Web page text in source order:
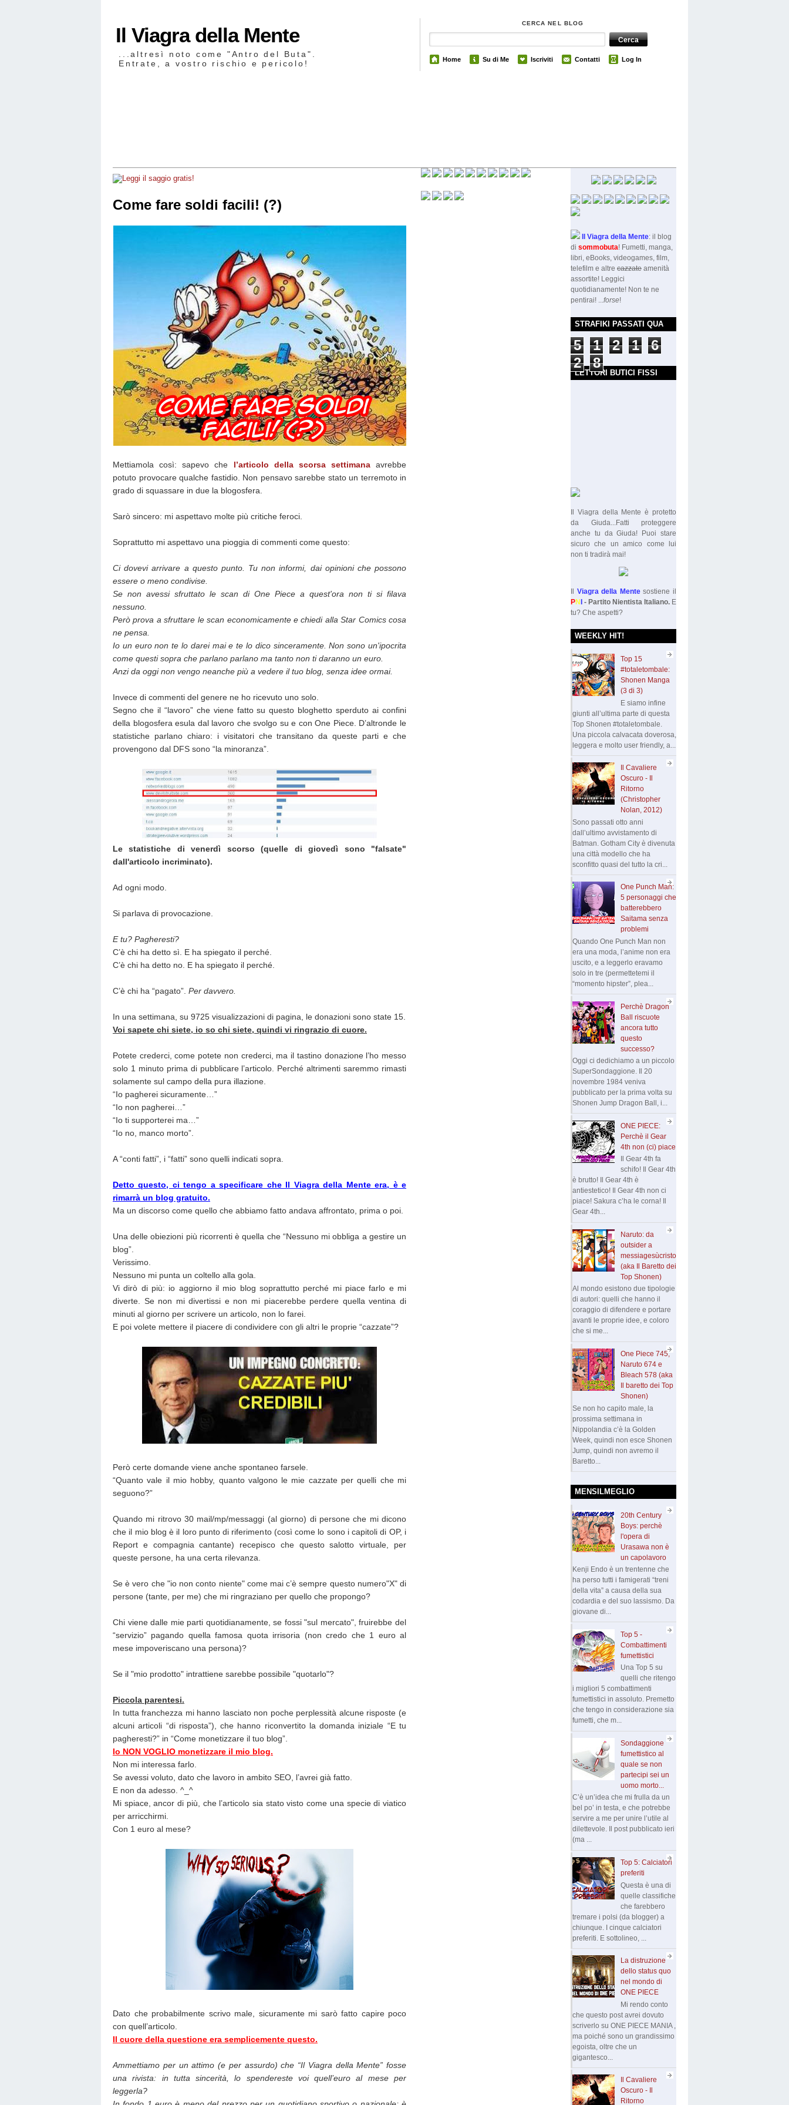
Il Viagra della Mente
...altresì noto come "Antro del Buta".
Entrate, a vostro rischio e pericolo!
CERCA NEL BLOG
Home Su di Me Iscriviti Contatti Log In
Come fare soldi facili! (?)
Mettiamola così: sapevo che l’articolo della scorsa settimanaavrebbe
potuto provocare qualche fastidio. Non pensavo sarebbe stato un terremoto in
grado di squassare in due la blogosfera.
Sarò sincero: mi aspettavo molte più critiche feroci.
Soprattutto mi aspettavo una pioggia di commenti come questo:
Ci dovevi arrivare a questo punto. Tu non informi, dai opinioni che possono
essere o meno condivise.
Se non avessi sfruttato le scan di One Piece a quest'ora non ti si filava
nessuno.
Però prova a sfruttare le scan economicamente e chiedi alla Star Comics cosa
ne pensa.
Io un euro non te lo darei mai e te lo dico sinceramente. Non sono un'ipocrita
come questi sopra che parlano parlano ma tanto non ti daranno un euro.
Anzi da oggi non vengo neanche più a vedere il tuo blog, senza idee ormai.
Invece di commenti del genere ne ho ricevuto uno solo.
Segno che il “lavoro” che viene fatto su questo bloghetto sperduto ai confini
della blogosfera esula dal lavoro che svolgo su e con One Piece. D’altronde le
statistiche parlano chiaro: i visitatori che transitano da queste parti e che
provengono dal DFS sono “la minoranza”.
Le statistiche di venerdì scorso (quelle di giovedì sono "falsate"
dall'articolo incriminato).
Ad ogni modo.
Si parlava di provocazione.
E tu? Pagheresti?
C’è chi ha detto sì. E ha spiegato il perché.
C’è chi ha detto no. E ha spiegato il perché.
C’è chi ha “pagato”. Per davvero.
In una settimana, su 9725 visualizzazioni di pagina, le donazioni sono state 15.
Voi sapete chi siete, io so chi siete, quindi vi ringrazio di cuore.
Potete crederci, come potete non crederci, ma il tastino donazione l’ho messo
solo 1 minuto prima di pubblicare l’articolo. Perché altrimenti saremmo rimasti
solamente sul campo della pura illazione.
“Io pagherei sicuramente…”
“Io non pagherei…”
“Io ti supporterei ma…”
“Io no, manco morto”.
A “conti fatti”, i “fatti” sono quelli indicati sopra.
Detto questo, ci tengo a specificare che Il Viagra della Mente era, è e
rimarrà un blog gratuito.
Ma un discorso come quello che abbiamo fatto andava affrontato, prima o poi.
Una delle obiezioni più ricorrenti è quella che “Nessuno mi obbliga a gestire un
blog”.
Verissimo.
Nessuno mi punta un coltello alla gola.
Vi dirò di più: io aggiorno il mio blog soprattutto perché mi piace farlo e mi
diverte. Se non mi divertissi e non mi piacerebbe perdere quella ventina di
minuti al giorno per scrivere un articolo, non lo farei.
E poi volete mettere il piacere di condividere con gli altri le proprie “cazzate”?
Però certe domande viene anche spontaneo farsele.
“Quanto vale il mio hobby, quanto valgono le mie cazzate per quelli che mi
seguono?”
Quando mi ritrovo 30 mail/mp/messaggi (al giorno) di persone che mi dicono
che il mio blog è il loro punto di riferimento (così come lo sono i capitoli di OP, i
Report e compagnia cantante) recepisco che questo salotto virtuale, per
queste persone, ha una certa rilevanza.
Se è vero che "io non conto niente" come mai c’è sempre questo numero"X" di
persone (tante, per me) che mi ringraziano per quello che propongo?
Chi viene dalle mie parti quotidianamente, se fossi "sul mercato", fruirebbe del
“servizio” pagando quella famosa quota irrisoria (non credo che 1 euro al
mese impoveriscano una persona)?
Se il "mio prodotto" intrattiene sarebbe possibile "quotarlo"?
Piccola parentesi.
In tutta franchezza mi hanno lasciato non poche perplessità alcune risposte (e
alcuni articoli “di risposta”), che hanno riconvertito la domanda iniziale “E tu
pagheresti?” in “Come monetizzare il tuo blog”.
Io NON VOGLIO monetizzare il mio blog.
Non mi interessa farlo.
Se avessi voluto, dato che lavoro in ambito SEO, l’avrei già fatto.
E non da adesso. ^_^
Mi spiace, ancor di più, che l’articolo sia stato visto come una specie di viatico
per arricchirmi.
Con 1 euro al mese?
Dato che probabilmente scrivo male, sicuramente mi sarò fatto capire poco
con quell’articolo.
Il cuore della questione era semplicemente questo.
Ammettiamo per un attimo (e per assurdo) che “Il Viagra della Mente” fosse
una rivista: in tutta sincerità, lo spendereste voi quell’euro al mese per
leggerla?
Il Viagra della Mente: il blog
di sommobuta! Fumetti, manga,
libri, eBooks, videogames, film,
telefilm e altre cazzate amenità
assortite! Leggici
quotidianamente! Non te ne
pentirai! ...forse!
STRAFIKI PASSATI QUA
5 1 2 1
6
2
8
LETTORI BUTICI FISSI
Il Viagra della Mente è protetto
da Giuda...Fatti proteggere
anche tu da Giuda! Puoi stare
sicuro che un amico come lui
non ti tradirà mai!
Il Viagra della Mentesostiene il
PNI - Partito Nientista Italiano. E
tu? Che aspetti?
WEEKLY HIT!
Top 15
#totaletombale:
Shonen Manga
(3 di 3)
E siamo infine
giunti all’ultima parte di questa
Top Shonen #totaletombale.
Una piccola calvacata doverosa,
leggera e molto user friendly, a...
Il Cavaliere
Oscuro - Il
Ritorno
(Christopher
Nolan, 2012)
Sono passati otto anni
dall’ultimo avvistamento di
Batman. Gotham City è divenuta
una città modello che ha
sconfitto quasi del tutto la cri...
One Punch Man:
5 personaggi che
batterebbero
Saitama senza
problemi
Quando One Punch Man non
era una moda, l’anime non era
uscito, e a leggerlo eravamo
solo in tre (permettetemi il
“momento hipster”, plea...
Perchè Dragon
Ball riscuote
ancora tutto
questo
successo?
Oggi ci dedichiamo a un piccolo
SuperSondaggione. Il 20
novembre 1984 veniva
pubblicato per la prima volta su
Shonen Jump Dragon Ball, i...
ONE PIECE:
Perchè il Gear
4th non (ci) piace
Il Gear 4th fa
schifo! Il Gear 4th
è brutto! Il Gear 4th è
antiestetico! Il Gear 4th non ci
piace! Sakura c’ha le corna! Il
Gear 4th...
Naruto: da
outsider a
messiagesùcristo
(aka Il Baretto dei
Top Shonen)
Al mondo esistono due tipologie
di autori: quelli che hanno il
coraggio di difendere e portare
avanti le proprie idee, e coloro
che si me...
One Piece 745,
Naruto 674 e
Bleach 578 (aka
Il baretto dei Top
Shonen)
Se non ho capito male, la
prossima settimana in
Nippolandia c’è la Golden
Week, quindi non esce Shonen
Jump, quindi non avremo il
Baretto...
MENSILMEGLIO
20th Century
Boys: perchè
l'opera di
Urasawa non è
un capolavoro
Kenji Endo è un trentenne che
ha perso tutti i famigerati “treni
della vita” a causa della sua
codardia e del suo lassismo. Da
giovane di...
Top 5 -
Combattimenti
fumettistici
Una Top 5 su
quelli che ritengo
i migliori 5 combattimenti
fumettistici in assoluto. Premetto
che tengo in considerazione sia
fumetti, che m...
Sondaggione
fumettistico al
quale se non
partecipi sei un
uomo morto...
C’è un’idea che mi frulla da un
bel po’ in testa, e che potrebbe
servire a me per unire l’utile al
dilettevole. Il post pubblicato ieri
(ma ...
Top 5: Calciatori
preferiti
Questa è una di
quelle classifiche
che farebbero
tremare i polsi (da blogger) a
chiunque. I cinque calciatori
preferiti. E sottolineo, ...
La distruzione
dello status quo
nel mondo di
ONE PIECE
Mi rendo conto
che questo post avrei dovuto
scriverlo su ONE PIECE MANIA ,
ma poiché sono un grandissimo
egoista, oltre che un
gigantesco...
Il Cavaliere
Oscuro - Il
Ritorno